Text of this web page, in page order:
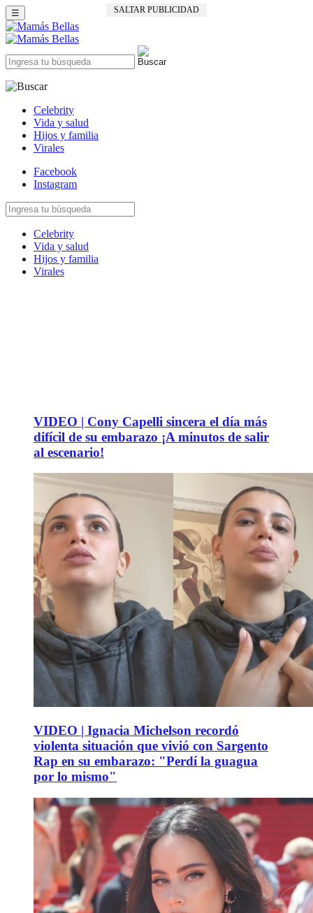
SALTAR PUBLICIDAD
☰
Celebrity
Vida y salud
Hijos y familia
Virales
Facebook
Instagram
Celebrity
Vida y salud
Hijos y familia
Virales
VIDEO | Cony Capelli sincera el día más
difícil de su embarazo ¡A minutos de salir
al escenario!
VIDEO | Ignacia Michelson recordó
violenta situación que vivió con Sargento
Rap en su embarazo: "Perdí la guagua
por lo mismo"